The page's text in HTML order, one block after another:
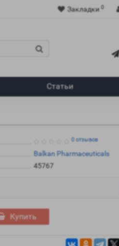
Закладки 0
Статьи
0 отзывов
Balkan Pharmaceuticals
45767
Купить